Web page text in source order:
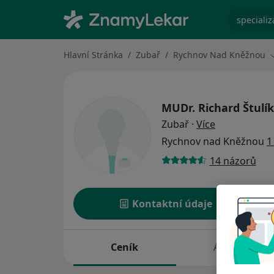
Hlavní Stránka Zubař Rychnov Nad Kněžnou
MUDr. Richard Štulík
Zubař · Více
Rychnov nad Kněžnou
14 názorů
Kontaktní údaje
Ceník Adresy